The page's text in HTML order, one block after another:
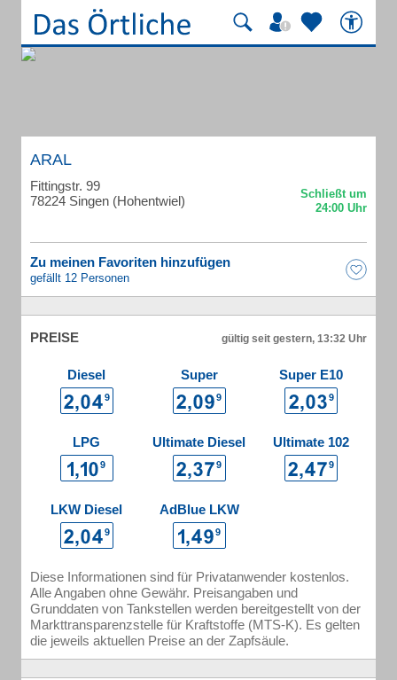
ARAL
Fittingstr. 99
78224 Singen (Hohentwiel)
Zu meinen Favoriten hinzufügen
gefällt 12 Personen
PREISE gültig seit gestern, 13:32 Uhr
Diesel Super Super E10
LPG Ultimate Diesel Ultimate 102
LKW Diesel AdBlue LKW
Diese Informationen sind für Privatanwender kostenlos.
Alle Angaben ohne Gewähr. Preisangaben und
Grunddaten von Tankstellen werden bereitgestellt von der
Markttransparenzstelle für Kraftstoffe (MTS-K). Es gelten
die jeweils aktuellen Preise an der Zapfsäule.